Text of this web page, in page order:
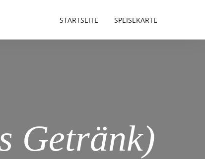
STARTSEITE SPEISEKARTE
Getränk)